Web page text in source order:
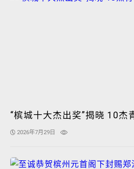
“槟城十大杰出奖”揭晓 10杰
2026年7月29日